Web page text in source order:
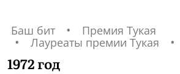
Баш бит
Премия Тукая
Лауреаты премии Тукая
1972 год